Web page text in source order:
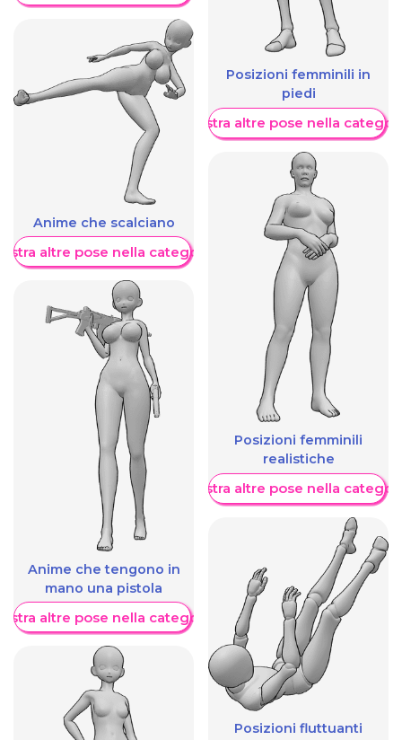
Anime che scalciano
altre pose nella categoria
Anime che tengono in
mano una pistola
altre pose nella categoria
Posizioni femminili in
piedi
Mostra altre pose nella
Posizioni femminili
realistiche
Mostra altre pose nella
Posizioni fluttuanti